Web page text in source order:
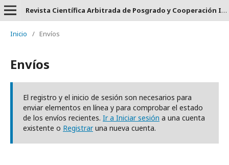
Revista Científica Arbitrada de Posgrado y Cooperación Internacional CLAUSTRO - ISSN: 2737-6478.
Inicio / Envíos
Envíos
El registro y el inicio de sesión son necesarios para
enviar elementos en línea y para comprobar el estado
de los envíos recientes. Ir a Iniciar sesión a una cuenta
existente o Registraruna nueva cuenta.